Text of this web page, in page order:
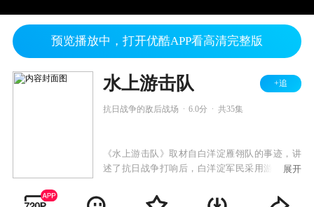
预览播放中，打开优酷APP看高清完整版
水上游击队 +追
抗日战争的敌后战场 6.0分 共35集
《水上游击队》取材自白洋淀雁翎队的事迹，讲
述了抗日战争打响后，白洋淀军民采用游击战抗
展开